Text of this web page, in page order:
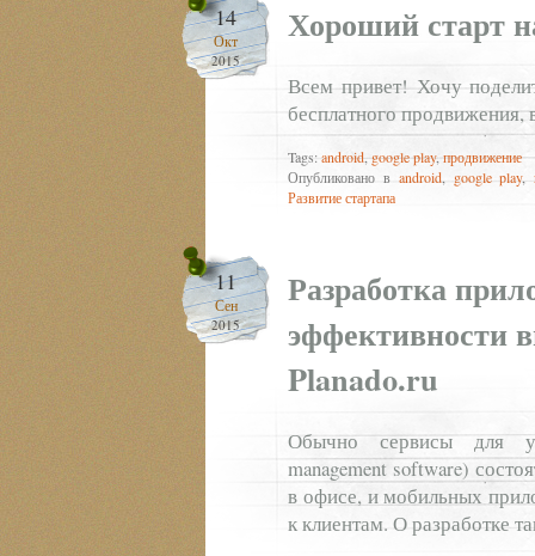
14
Окт
2015
Хороший старт
Всем привет! Хочу
бесплатного продвижения,
Tags:android,google play,продвижение
Опубликовано в android, google play,
Развитие стартапа
11
Сен
2015
Разработка
эффективности
Planado.ru
Обычно сервисы для
management software)
в офисе, и мобильных
к клиентам. О разработке